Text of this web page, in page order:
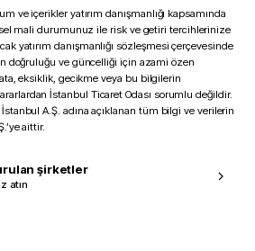
ve içerikler yatırım danışmanlığı kapsamında
mali durumunuz ile risk ve getiri tercihlerinize
yatırım danışmanlığı sözleşmesi çerçevesinde
doğruluğu ve güncelliği için azami özen
eksiklik, gecikme veya bu bilgilerin
İstanbul Ticaret Odası sorumlu değildir.
A.Ş. adına açıklanan tüm bilgi ve verilerin
aittir.
şirketler
atın